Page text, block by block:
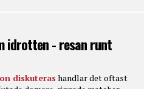
idrotten - resan runt
diskuteras handlar det oftast